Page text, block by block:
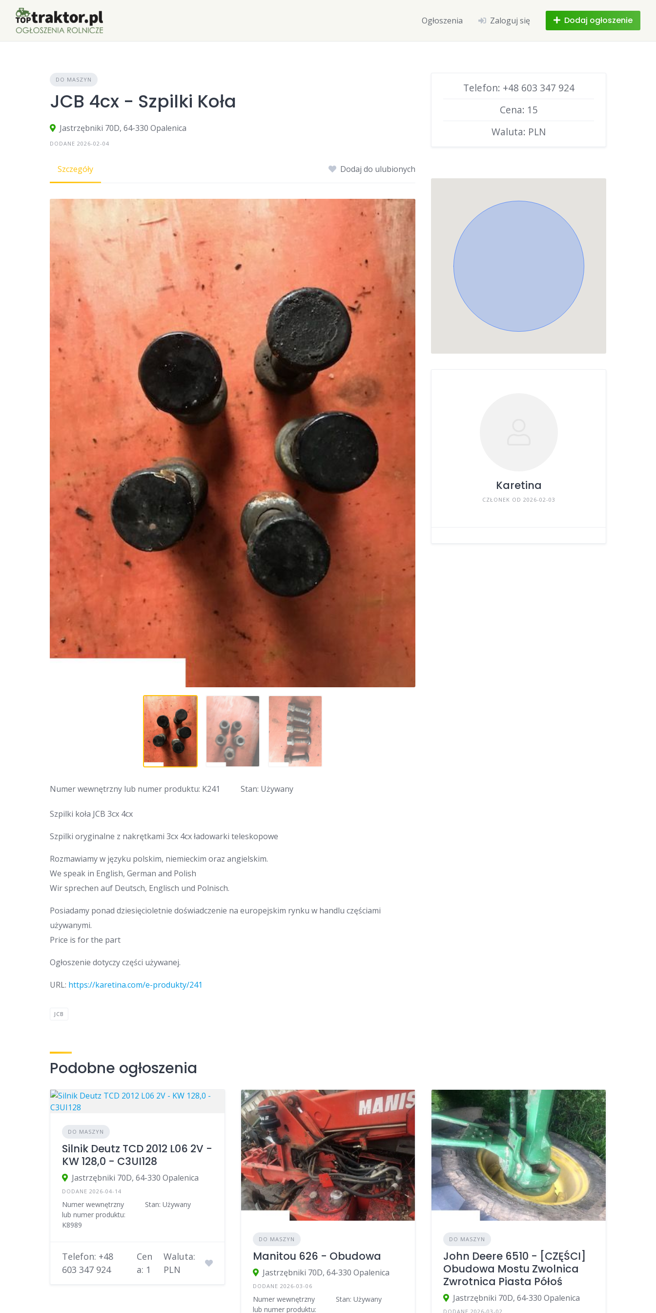
content
Ogłoszenia Zaloguj się Dodaj ogłoszenie
DO MASZYN
JCB 4cx - Szpilki Koła
Jastrzębniki 70D, 64-330 Opalenica
DODANE 2026-02-04
Szczegóły Dodaj do ulubionych
Numer wewnętrzny lub numer produktu: K241 Stan: Używany
Szpilki koła JCB 3cx 4cx
Szpilki oryginalne z nakrętkami 3cx 4cx ładowarki teleskopowe
Rozmawiamy w języku polskim, niemieckim oraz angielskim.
We speak in English, German and Polish
Wir sprechen auf Deutsch, Englisch und Polnisch.
Posiadamy ponad dziesięcioletnie doświadczenie na europejskim rynku w handlu częściami
używanymi.
Price is for the part
Ogłoszenie dotyczy części używanej.
URL: https://karetina.com/e-produkty/241
JCB
Telefon: +48 603 347 924
Cena: 15
Waluta: PLN
Karetina
CZŁONEK OD 2026-02-03
Podobne ogłoszenia
DO MASZYN
Silnik Deutz TCD 2012 L06 2V -
KW 128,0 - C3UI128
Jastrzębniki 70D, 64-330 Opalenica
DODANE 2026-04-14
Numer wewnętrzny
lub numer produktu:
K8989
Stan: Używany
Telefon: +48
603 347 924
Cen
a: 1
Waluta:
PLN
DO MASZYN
Manitou 626 - Obudowa
Jastrzębniki 70D, 64-330 Opalenica
DODANE 2026-03-06
Numer wewnętrzny
lub numer produktu:
Stan: Używany
DO MASZYN
John Deere 6510 - [CZĘŚCI]
Obudowa Mostu Zwolnica
Zwrotnica Piasta Półoś
Jastrzębniki 70D, 64-330 Opalenica
DODANE 2026-03-02